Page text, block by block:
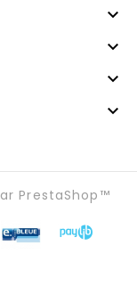




PrestaShop™